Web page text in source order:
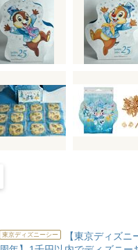
東京ディズニーシー
【東京ディズニ